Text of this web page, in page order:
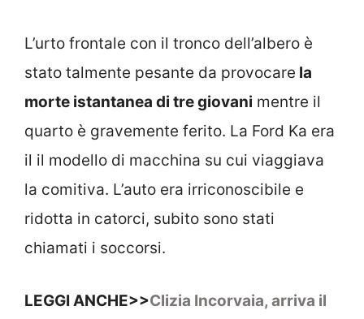
L’urto frontale con il tronco dell’albero è
stato talmente pesante da provocare la
morte istantanea di tre giovani mentre il
quarto è gravemente ferito. La Ford Ka era
il il modello di macchina su cui viaggiava
la comitiva. L’auto era irriconoscibile e
ridotta in catorci, subito sono stati
chiamati i soccorsi.
LEGGI ANCHE>>Clizia Incorvaia, arriva il